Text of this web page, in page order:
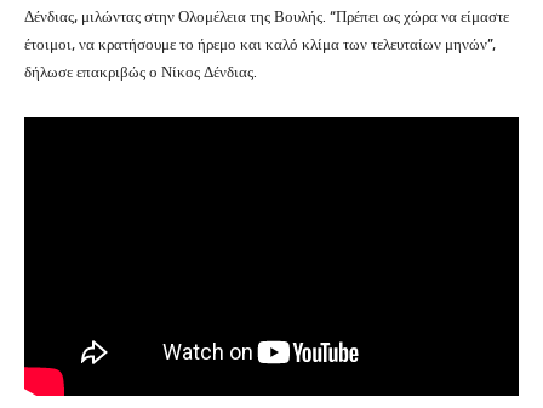
Δένδιας, μιλώντας στην Ολομέλεια της Βουλής. “Πρέπει ως χώρα να είμαστε
έτοιμοι, να κρατήσουμε το ήρεμο και καλό κλίμα των τελευταίων μηνών”,
δήλωσε επακριβώς ο Νίκος Δένδιας.